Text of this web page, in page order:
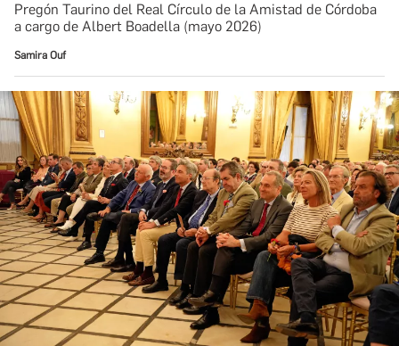
Pregón Taurino del Real Círculo de la Amistad de Córdoba
a cargo de Albert Boadella (mayo 2026)
Samira Ouf